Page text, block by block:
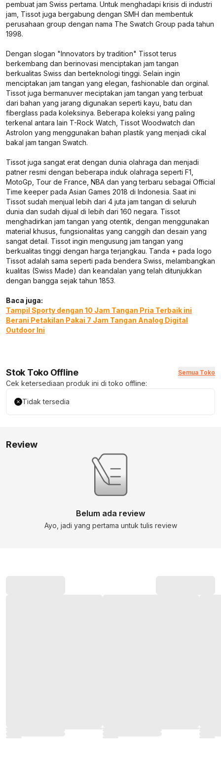
pembuat jam Swiss pertama. Untuk menghadapi krisis di industri
jam, Tissot juga bergabung dengan SMH dan membentuk
perusahaan group dengan nama The Swatch Group pada tahun
1998.
Dengan slogan "Innovators by tradition" Tissot terus
berkembang dan berinovasi menciptakan jam tangan
berkualitas Swiss dan berteknologi tinggi. Selain ingin
menciptakan jam tangan yang elegan, fashionable dan orginal.
Tissot juga bermanuver meciptakan jam tangan yang terbuat
dari bahan yang jarang digunakan seperti kayu, batu dan
fiberglass pada koleksinya. Beberapa koleksi yang paling
terkenal antara lain T-Rock Watch, Tissot Woodwatch dan
Astrolon yang menggunakan bahan plastik yang menjadi cikal
bakal jam tangan Swatch.
Tissot juga sangat erat dengan dunia olahraga dan menjadi
patner resmi dengan beberapa induk olahraga seperti F1,
MotoGp, Tour de France, NBA dan yang terbaru sebagai Official
Time keeper pada Asian Games 2018 di Indonesia. Saat ini
Tissot sudah menjual lebih dari 4 juta jam tangan di seluruh
dunia dan sudah dijual di lebih dari 160 negara. Tissot
menghadirkan jam tangan yang otentik, dengan menggunakan
material khusus, fungsionalitas yang canggih dan desain yang
sangat detail. Tissot ingin mengusung jam tangan yang
berkualitas tinggi dengan harga terjangkau. Tanda + pada logo
Tissot adalah sama seperti pada bendera Swiss, melambangkan
kualitas (Swiss Made) dan keandalan yang telah ditunjukkan
dengan bangga sejak tahun 1853.
Baca juga:
Tampil Sporty dengan 10 Jam Tangan Pria Terbaik ini
Berani Petakilan Pakai 7 Jam Tangan Analog Digital
Outdoor Ini
Stok Toko Offline Semua Toko
Cek ketersediaan produk ini di toko offline:
Tidak tersedia
Review
Belum ada review
Ayo, jadi yang pertama untuk tulis review